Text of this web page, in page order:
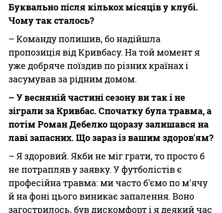
Буквально після кількох місяців у клубі.
Чому так сталось?
– Команду полишив, бо надійшла
пропозиція від Кривбасу. На той момент я
уже добряче поїздив по різних країнах і
засумував за рідним домом.
– У весняній частині сезону ви так і не
зіграли за Кривбас. Спочатку була травма, а
потім Роман Дебелко щоразу залишався на
лаві запасних. Що зараз із вашим здоров'ям?
– Я здоровий. Якби не міг грати, то просто б
не потрапляв у заявку. У футболістів є
професійна травма: ми часто б'ємо по м'ячу
й на фоні цього виникає запалення. Воно
загострилось, був дискомфорт і я деякий час